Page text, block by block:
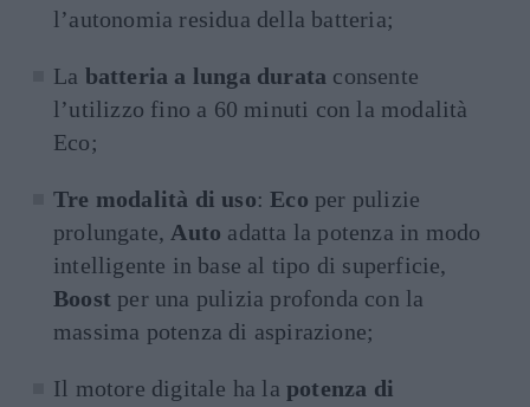
l’autonomia residua della batteria;
La batteria a lunga durata consente
l’utilizzo fino a 60 minuti con la modalità
Eco;
Tre modalità di uso:Eco per pulizie
prolungate, Auto adatta la potenza in modo
intelligente in base al tipo di superficie,
Boost per una pulizia profonda con la
massima potenza di aspirazione;
Il motore digitale ha la potenza di